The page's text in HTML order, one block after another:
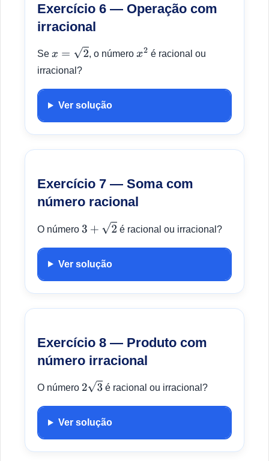
Exercício 6 — Operação com
irracional
Se x= 2 , o númerox2
é racional ou
irracional?
Ver solução
Exercício 7 — Soma com
número racional
O número 3 +2 é racional ou irracional?
Ver solução
Exercício 8 — Produto com
número irracional
O número 23 é racional ou irracional?
Ver solução